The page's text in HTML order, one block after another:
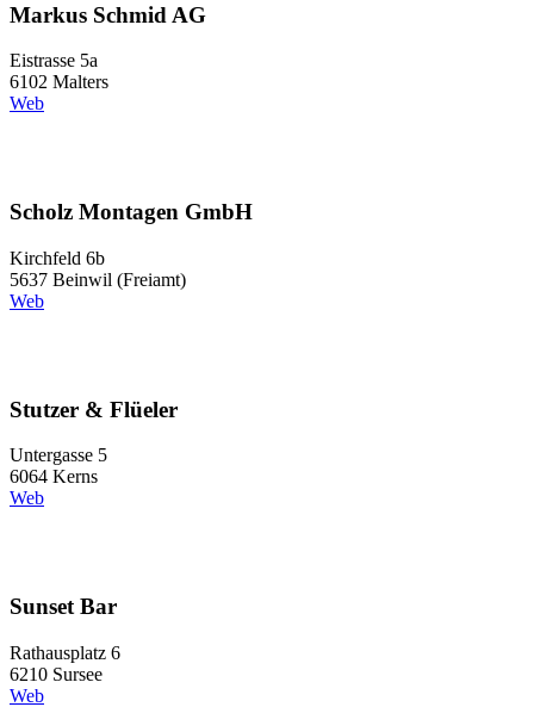
Markus Schmid AG
Eistrasse 5a
6102 Malters
Web
Scholz Montagen GmbH
Kirchfeld 6b
5637 Beinwil (Freiamt)
Web
Stutzer & Flüeler
Untergasse 5
6064 Kerns
Web
Sunset Bar
Rathausplatz 6
6210 Sursee
Web